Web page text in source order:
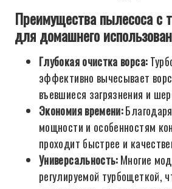
Преимущества пылесоса с
для домашнего
Глубокая очистка ворса:
эффективно вычесывает
въевшиеся загрязнения и
Экономия времени:
мощности и особенностям
проходит быстрее и
Универсальность:Многие
регулируемой турбощеткой,